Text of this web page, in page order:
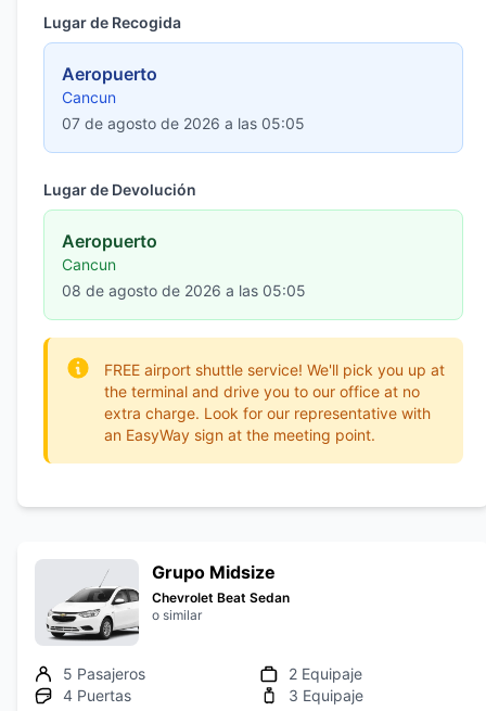
Lugar de Recogida
Aeropuerto
Cancun
07 de agosto de 2026 a las 05:05
Lugar de Devolución
Aeropuerto
Cancun
08 de agosto de 2026 a las 05:05
FREE airport shuttle service! We'll pick you up at
the terminal and drive you to our office at no
extra charge. Look for our representative with
an EasyWay sign at the meeting point.
Grupo Midsize
Chevrolet Beat Sedan
o similar
5 Pasajeros
4 Puertas
2 Equipaje
3 Equipaje